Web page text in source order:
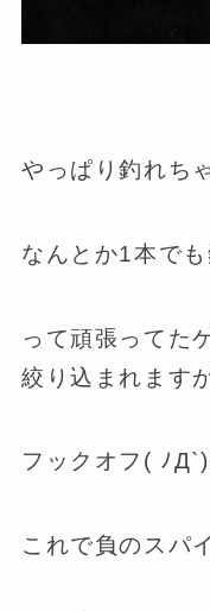
やっぱり釣れち
なんとか1本で
って頑張ってた
絞り込まれます
フックオフ( ﾉ
これで負のスパ